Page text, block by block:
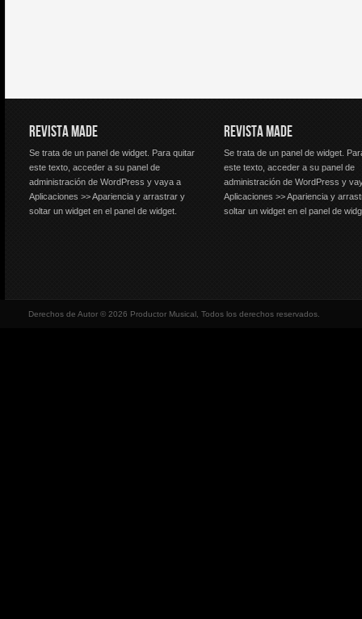
REVISTA MADE
Se trata de un panel de widget. Para quitar
este texto, acceder a su panel de
administración de WordPress y vaya a
Aplicaciones >> Apariencia y arrastrar y
soltar un widget en el panel de widget.
REVISTA MADE
Se trata de un panel de widget.
este texto, acceder a su panel de
administración de WordPress y
Aplicaciones >> Apariencia y
soltar un widget en el panel de
Derechos de Autor © 2026 Productor Musical, Todos los derechos reservados.